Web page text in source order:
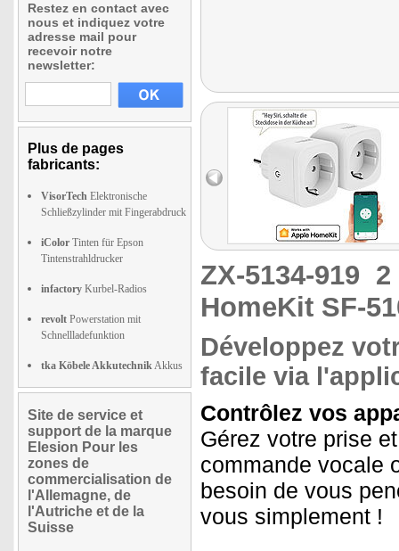
Restez en contact avec
nous et indiquez votre
adresse mail pour
recevoir notre
newsletter:
Plus de pages
fabricants:
VisorTech Elektronische
Schließzylinder mit Fingerabdruck
iColor Tinten für Epson
Tintenstrahldrucker
infactory Kurbel-Radios
revolt Powerstation mit
Schnellladefunktion
tka Köbele AkkutechnikAkkus
Site de service et
support de la marque
Elesion Pour les
zones de
commercialisation de
l'Allemagne, de
l'Autriche et de la
Suisse
ZX-5134-919 2
HomeKit SF-
Développez
facile via
Contrôlez vos
Gérez votre prise
commande vocale
besoin de vous
vous simplement !